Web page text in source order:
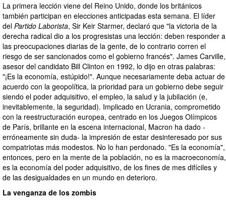
La primera lección viene del Reino Unido, donde los británicos
también participan en elecciones anticipadas esta semana. El líder
del Partido Laborista, Sir Keir Starmer, declaró que "la victoria de la
derecha radical dio a los progresistas una lección: deben responder a
las preocupaciones diarias de la gente, de lo contrario corren el
riesgo de ser sancionados como el gobierno francés". James Carville,
asesor del candidato Bill Clinton en 1992, lo dijo en otras palabras:
"¡Es la economía, estúpido!". Aunque necesariamente deba actuar de
acuerdo con la geopolítica, la prioridad para un gobierno debe seguir
siendo el poder adquisitivo, el empleo, la salud y la jubilación (e,
inevitablemente, la seguridad). Implicado en Ucrania, comprometido
con la reestructuración europea, centrado en los Juegos Olímpicos
de París, brillante en la escena internacional, Macron ha dado -
erróneamente sin duda- la impresión de estar desinteresado por sus
compatriotas más modestos. No lo han perdonado. "Es la economía",
entonces, pero en la mente de la población, no es la macroeconomía,
es la economía del poder adquisitivo, de los fines de mes difíciles y
de las desigualdades en un mundo en deterioro.
La venganza de los zombis